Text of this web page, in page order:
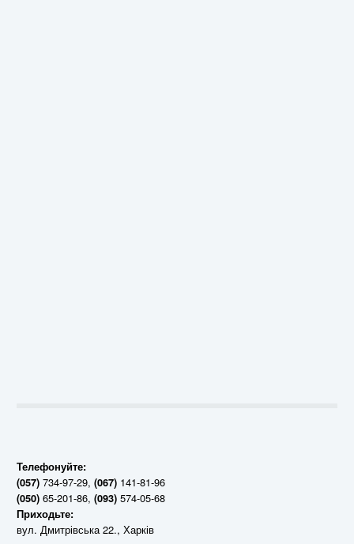
Телефонуйте:
(057)734-97-29, (067)141-81-96
(050)65-201-86, (093)574-05-68
Приходьте:
вул. Дмитрівська 22., Харків